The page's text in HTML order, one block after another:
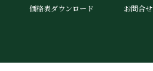
価格表ダウンロード
お問合せ